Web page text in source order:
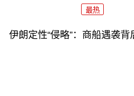
最热
伊朗定性“侵略”：商船遇袭